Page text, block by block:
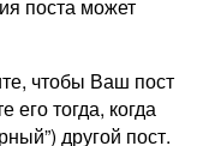
поста может
чтобы Ваш пост
его тогда, когда
другой пост.